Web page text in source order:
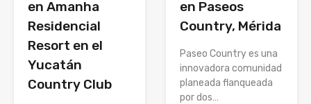
en Amanha
Residencial
Resort en el
Yucatán
Country Club
en Paseos
Country, Mérida
Paseo Country es una
innovadora comunidad
planeada flanqueada
por dos…